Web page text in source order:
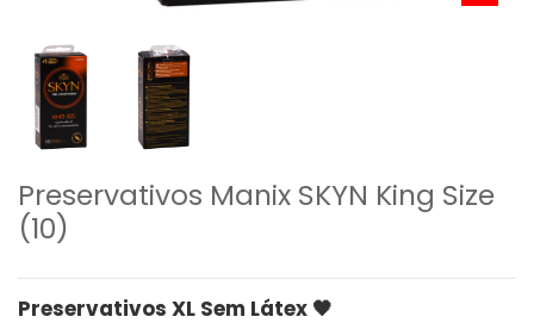
Preservativos Manix SKYN King Size
(10)
Preservativos XL Sem Látex 🖤